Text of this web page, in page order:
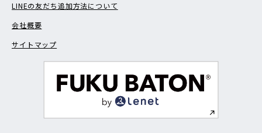
LINEの友だち追加方法について
会社概要
サイトマップ